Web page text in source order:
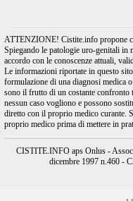
ATTENZIONE! Cistite.info propone
Spiegando le patologie uro-genitali in
accordo con le conoscenze attuali,
Le informazioni riportate in questo
formulazione di una diagnosi medica
sono il frutto di un costante confronto
nessun caso vogliono e possono
diretto con il proprio medico curante.
proprio medico prima di mettere in
CISTITE.INFO aps Onlus -
dicembre 1997 n.460 -